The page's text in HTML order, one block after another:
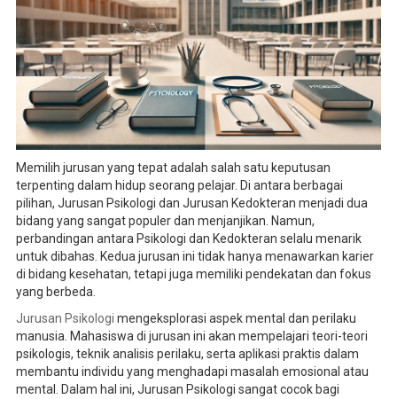
Memilih jurusan yang tepat adalah salah satu keputusan
terpenting dalam hidup seorang pelajar. Di antara berbagai
pilihan, Jurusan Psikologi dan Jurusan Kedokteran menjadi dua
bidang yang sangat populer dan menjanjikan. Namun,
perbandingan antara Psikologi dan Kedokteran selalu menarik
untuk dibahas. Kedua jurusan ini tidak hanya menawarkan karier
di bidang kesehatan, tetapi juga memiliki pendekatan dan fokus
yang berbeda.
Jurusan Psikologi mengeksplorasi aspek mental dan perilaku
manusia. Mahasiswa di jurusan ini akan mempelajari teori-teori
psikologis, teknik analisis perilaku, serta aplikasi praktis dalam
membantu individu yang menghadapi masalah emosional atau
mental. Dalam hal ini, Jurusan Psikologi sangat cocok bagi